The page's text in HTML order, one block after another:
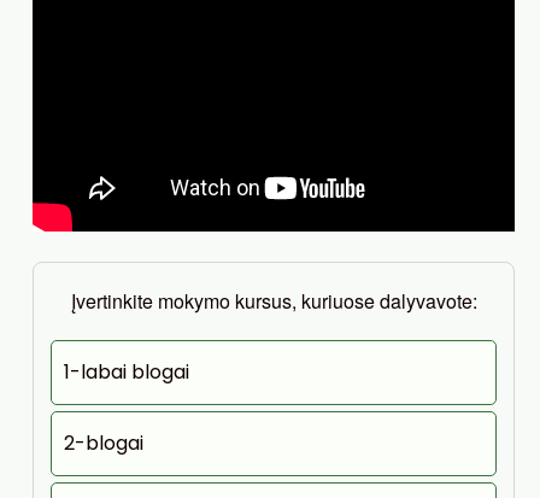
Įvertinkite mokymo kursus, kuriuose dalyvavote:
1-labai blogai
2-blogai